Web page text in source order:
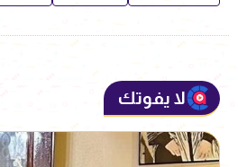
لا يفوتك